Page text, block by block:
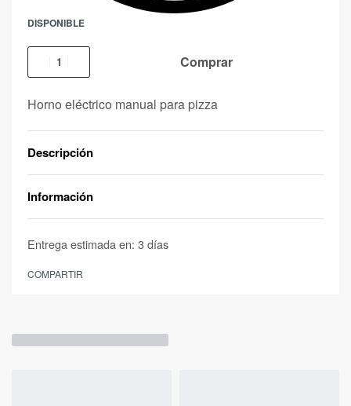
DISPONIBLE
Comprar
Horno eléctrico manual para pizza
Descripción
Información
Entrega estimada en: 3 días
COMPARTIR